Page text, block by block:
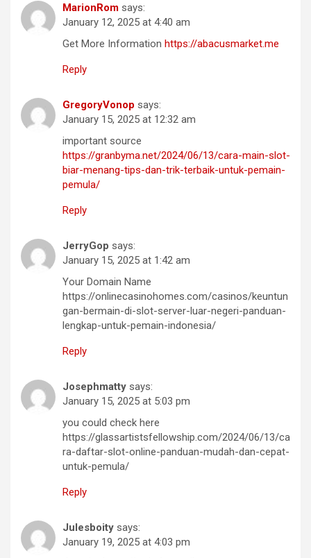
MarionRom says:
January 12, 2025 at 4:40 am
Get More Information https://abacusmarket.me
Reply
GregoryVonop says:
January 15, 2025 at 12:32 am
important source
https://granbyma.net/2024/06/13/cara-main-slot-
biar-menang-tips-dan-trik-terbaik-untuk-pemain-
pemula/
Reply
JerryGop says:
January 15, 2025 at 1:42 am
Your Domain Name
https://onlinecasinohomes.com/casinos/keuntun
gan-bermain-di-slot-server-luar-negeri-panduan-
lengkap-untuk-pemain-indonesia/
Reply
Josephmatty says:
January 15, 2025 at 5:03 pm
you could check here
https://glassartistsfellowship.com/2024/06/13/ca
ra-daftar-slot-online-panduan-mudah-dan-cepat-
untuk-pemula/
Reply
Julesboity says:
January 19, 2025 at 4:03 pm